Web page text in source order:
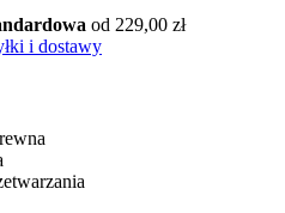
od 229,00 zł
i dostawy